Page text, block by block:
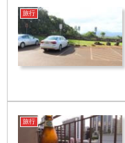
旅行
旅行